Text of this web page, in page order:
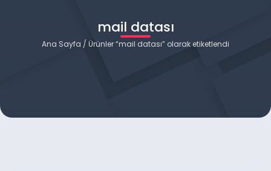
mail datası
Ana Sayfa / Ürünler “mail datası” olarak etiketlendi